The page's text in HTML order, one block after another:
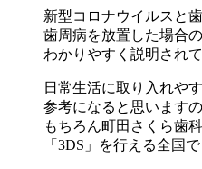
新型コロナウイルスと
歯周病を放置した場合
わかりやすく説明されて
日常生活に取り入れや
参考になると思います
もちろん町田さくら歯
「3DS」を行える全国